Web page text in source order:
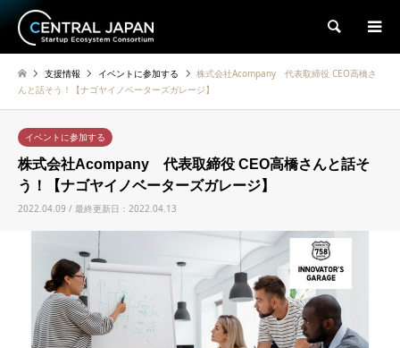
検索
支援情報 イベントに参加する
株式会社Acompany 代表取締役 CEO高橋さ
んと話そう！【ナゴヤイノベーターズガレージ】
イベントに参加する
株式会社Acompany 代表取締役 CEO高橋さんと話そ
う！【ナゴヤイノベーターズガレージ】
2022.04.09 / 最終更新日：2022.04.13